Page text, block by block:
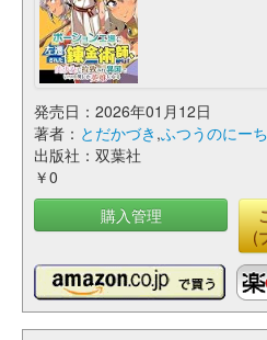
発売日：2026年01月12日
著者： とだかづき ,ふつうのにー
出版社：双葉社
￥0
購入管理
(